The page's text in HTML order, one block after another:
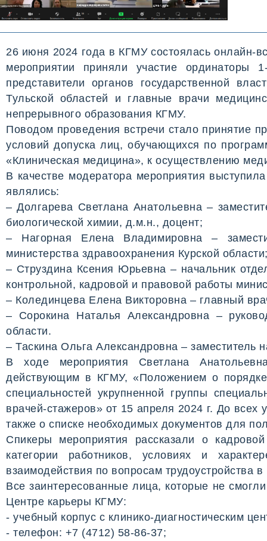
26 июня 2024 года в КГМУ состоялась онлайн-
мероприятии приняли участие ординаторы
представители органов государственной
Тульской областей и главные врачи
непрерывного образования КГМУ.
Поводом проведения встречи стало принятие
условий допуска лиц, обучающихся по
«Клиническая медицина», к осуществлению
В качестве модератора мероприятия
являлись:
– Долгарева Светлана Анатольевна –
биологической химии, д.м.н., доцент;
– Нагорная Елена Владимировна –
министерства здравоохранения Курской
– Струздина Ксения Юрьевна – начальник
контрольной, кадровой и правовой работы
– Колединцева Елена Викторовна – главный
– Сорокина Наталья Александровна –
области.
– Таскина Ольга Александровна – заместитель
В ходе мероприятия Светлана
действующим в КГМУ, «Положением о
специальностей укрупненной группы
врачей-стажеров» от 15 апреля 2024 г. До
также о списке необходимых документов для
Спикеры мероприятия рассказали о
категории работников, условиях и
взаимодействия по вопросам трудоустройства
Все заинтересованные лица, которые не
Центре карьеры КГМУ:
- учебный корпус с клинико-диагностическим
- телефон: +7 (4712) 58-86-37;